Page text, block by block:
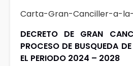
Carta-Gran-Canciller-a-
DECRETO DE GRAN
PROCESO DE BUSQUEDA
EL PERIODO 2024 – 2028